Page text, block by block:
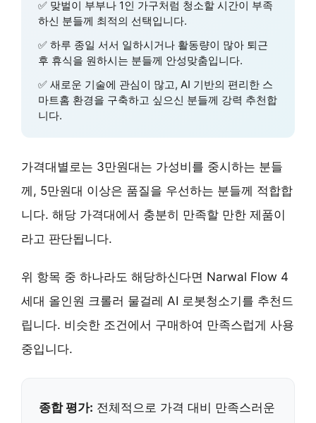
✅ 맞벌이 부부나 1인 가구처럼 청소할 시간이 부족
하신 분들께 최적의 선택입니다.
✅ 하루 종일 서서 일하시거나 활동량이 많아 퇴근
후 휴식을 원하시는 분들께 안성맞춤입니다.
✅ 새로운 기술에 관심이 많고, AI 기반의 편리한 스
마트홈 환경을 구축하고 싶으신 분들께 강력 추천합
니다.
가격대별로는 3만원대는 가성비를 중시하는 분들
께, 5만원대 이상은 품질을 우선하는 분들께 적합합
니다. 해당 가격대에서 충분히 만족할 만한 제품이
라고 판단됩니다.
위 항목 중 하나라도 해당하신다면 Narwal Flow 4
세대 올인원 크롤러 물걸레 AI 로봇청소기를 추천드
립니다. 비슷한 조건에서 구매하여 만족스럽게 사용
중입니다.
종합 평가: 전체적으로 가격 대비 만족스러운